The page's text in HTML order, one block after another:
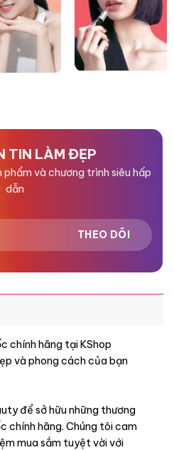
TIN LÀM ĐẸP
và chương trình siêu hấp
dẫn
chính hãng tại KShop
và phong cách của bạn
để sở hữu những thương
chính hãng. Chúng tôi cam
mua sắm tuyệt vời với